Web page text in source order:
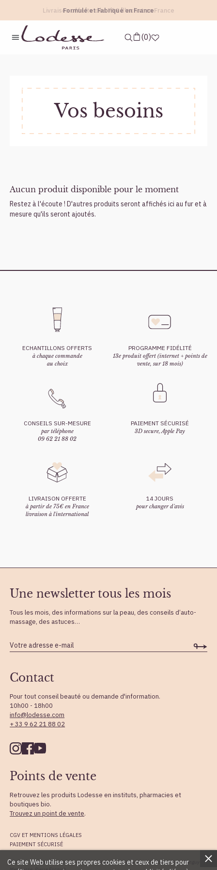
Formulé et Fabriqué en France
Livraison offerte dès 75€ d'achat en France
0
vos besoins
Vos besoins
Aucun produit disponible pour le moment
Restez à l'écoute ! D'autres produits seront affichés ici au fur et à
mesure qu'ils seront ajoutés.
ECHANTILLONS OFFERTS
à chaque commande
au choix
PROGRAMME FIDÉLITÉ
13e produit offert (internet + points de
vente, sur 18 mois)
CONSEILS SUR-MESURE
par téléphone
09 62 21 88 02
PAIEMENT SÉCURISÉ
3D secure, Apple Pay
LIVRAISON OFFERTE
à partir de 75€ en France
livraison à l'international
14 JOURS
pour changer d'avis
Contact
Pour tout conseil beauté ou demande d'information.
10h00 - 18h00
info@lodesse.com
+ 33 9 62 21 88 02
Points de vente
Retrouvez les produits Lodesse en instituts, pharmacies et
boutiques bio.
Trouvez un point de vente.
Une newsletter tous les mois
Tous les mois, des informations sur la peau, des conseils d’auto-
massage, des astuces…
Ce site Web utilise ses propres cookies et ceux de tiers pour
CGV ET MENTIONS LÉGALES
PAIEMENT SÉCURISÉ
© 2026 - Lodesse Tous droits réservé, Web design : claire roca, Photographies : Tanguy